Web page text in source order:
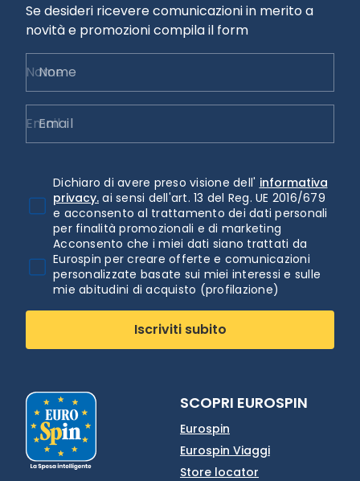
Se desideri ricevere comunicazioni in merito a
novità e promozioni compila il form
Nome
Email
Dichiaro di avere preso visione dell' informativa
privacy. ai sensi dell'art. 13 del Reg. UE 2016/679
e acconsento al trattamento dei dati personali
per finalità promozionali e di marketing
Acconsento che i miei dati siano trattati da
Eurospin per creare offerte e comunicazioni
personalizzate basate sui miei interessi e sulle
mie abitudini di acquisto (profilazione)
Iscriviti subito
SCOPRI EUROSPIN
Eurospin
Eurospin Viaggi
Store locator